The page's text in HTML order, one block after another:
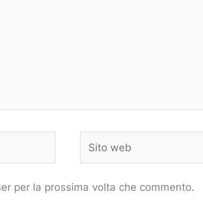
web
per la prossima volta che commento.